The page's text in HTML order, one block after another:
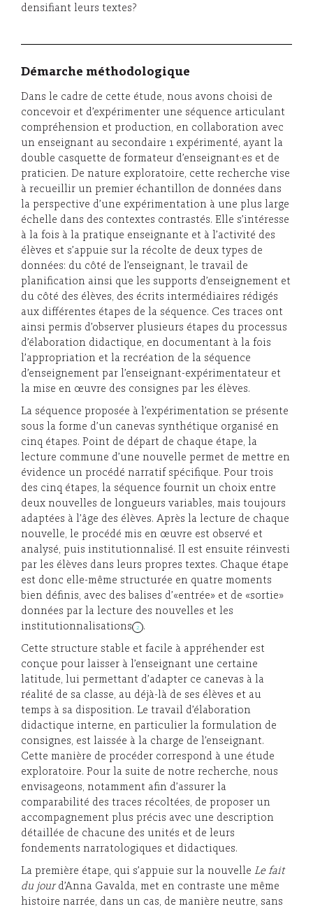
densifiant leurs textes?
Démarche méthodologique
Dans le cadre de cette étude, nous avons choisi de
concevoir et d’expérimenter une séquence articulant
compréhension et production, en collaboration avec
un enseignant au secondaire 1 expérimenté, ayant la
double casquette de formateur d’enseignant·es et de
praticien. De nature exploratoire, cette recherche vise
à recueillir un premier échantillon de données dans
la perspective d’une expérimentation à une plus large
échelle dans des contextes contrastés. Elle s’intéresse
à la fois à la pratique enseignante et à l’activité des
élèves et s’appuie sur la récolte de deux types de
données: du côté de l’enseignant, le travail de
planification ainsi que les supports d’enseignement et
du côté des élèves, des écrits intermédiaires rédigés
aux différentes étapes de la séquence. Ces traces ont
ainsi permis d’observer plusieurs étapes du processus
d’élaboration didactique, en documentant à la fois
l’appropriation et la recréation de la séquence
d’enseignement par l’enseignant-expérimentateur et
la mise en œuvre des consignes par les élèves.
La séquence proposée à l’expérimentation se présente
sous la forme d’un canevas synthétique organisé en
cinq étapes. Point de départ de chaque étape, la
lecture commune d’une nouvelle permet de mettre en
évidence un procédé narratif spécifique. Pour trois
des cinq étapes, la séquence fournit un choix entre
deux nouvelles de longueurs variables, mais toujours
adaptées à l’âge des élèves. Après la lecture de chaque
nouvelle, le procédé mis en œuvre est observé et
analysé, puis institutionnalisé. Il est ensuite réinvesti
par les élèves dans leurs propres textes. Chaque étape
est donc elle-même structurée en quatre moments
bien définis, avec des balises d’«entrée» et de «sortie»
données par la lecture des nouvelles et les
institutionnalisations
2
.
Cette structure stable et facile à appréhender est
conçue pour laisser à l’enseignant une certaine
latitude, lui permettant d’adapter ce canevas à la
réalité de sa classe, au déjà-là de ses élèves et au
temps à sa disposition. Le travail d’élaboration
didactique interne, en particulier la formulation de
consignes, est laissée à la charge de l’enseignant.
Cette manière de procéder correspond à une étude
exploratoire. Pour la suite de notre recherche, nous
envisageons, notamment afin d’assurer la
comparabilité des traces récoltées, de proposer un
accompagnement plus précis avec une description
détaillée de chacune des unités et de leurs
fondements narratologiques et didactiques.
La première étape, qui s’appuie sur la nouvelle Le fait
du jourd’Anna Gavalda, met en contraste une même
histoire narrée, dans un cas, de manière neutre, sans